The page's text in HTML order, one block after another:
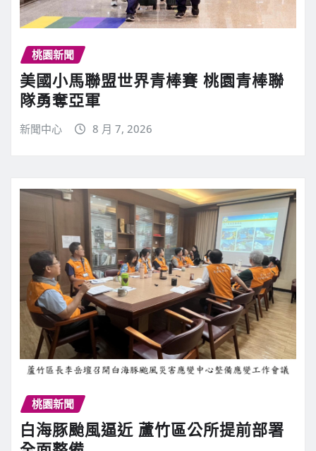
桃園新聞
美國小馬聯盟世界青棒賽 桃園青棒聯
隊勇奪亞軍
新聞中心 8 月 7, 2026
桃園新聞
白海豚颱風逼近 蘆竹區公所提前部署